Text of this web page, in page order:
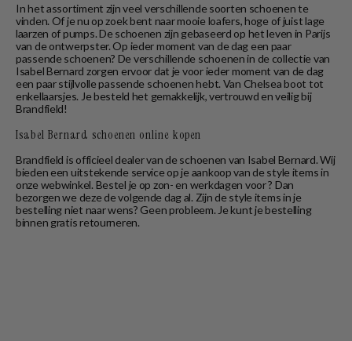
In het assortiment zijn veel verschillende soorten schoenen te
vinden. Of je nu op zoek bent naar mooie loafers, hoge of juist lage
laarzen of pumps. De schoenen zijn gebaseerd op het leven in Parijs
van de ontwerpster. Op ieder moment van de dag een paar
passende schoenen? De verschillende schoenen in de collectie van
Isabel Bernard zorgen ervoor dat je voor ieder moment van de dag
een paar stijlvolle passende schoenen hebt. Van Chelsea boot tot
enkellaarsjes. Je besteld het gemakkelijk, vertrouwd en veilig bij
Brandfield!
Isabel Bernard schoenen online kopen
Brandfield is officieel dealer van de schoenen van Isabel Bernard. Wij
bieden een uitstekende service op je aankoop van de style items in
onze webwinkel. Bestel je op zon- en werkdagen voor ? Dan
bezorgen we deze de volgende dag al. Zijn de style items in je
bestelling niet naar wens? Geen probleem. Je kunt je bestelling
binnen gratis retourneren.